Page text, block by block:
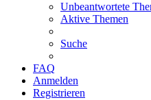
Unbeantwortete
Aktive Themen
Suche
FAQ
Anmelden
Registrieren